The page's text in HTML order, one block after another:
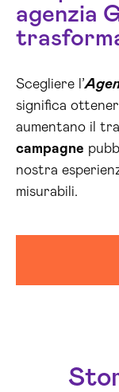
agenzia
Scegliere l’
significa
aumentano il
campagne
nostra
misurabili.